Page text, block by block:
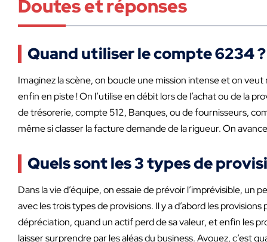
Doutes et réponses
Quand utiliser le compte 6234 ?
Imaginez la scène, on boucle une mission intense et on
enfin en piste ! On l’utilise en débit lors de l’achat ou de la
de trésorerie, compte 512, Banques, ou de fournisseurs,
même si classer la facture demande de la rigueur. On
Quels sont les 3 types de
Dans la vie d’équipe, on essaie de prévoir l’imprévisible,
avec les trois types de provisions. Il y a d’abord les
dépréciation, quand un actif perd de sa valeur, et enfin les
laisser surprendre par les aléas du business. Avouez, c’est